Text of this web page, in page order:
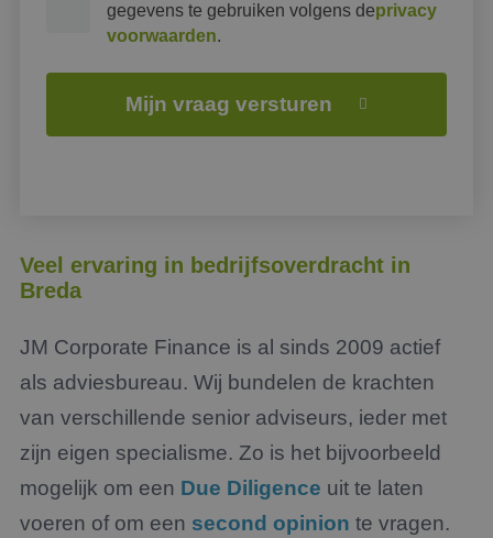
gegevens te gebruiken volgens deprivacy
voorwaarden.
Mijn vraag versturen
Veel ervaring in bedrijfsoverdracht in
Breda
JM Corporate Finance is al sinds 2009 actief
als adviesbureau. Wij bundelen de krachten
van verschillende senior adviseurs, ieder met
zijn eigen specialisme. Zo is het bijvoorbeeld
mogelijk om een Due Diligence uit te laten
voeren of om een second opinion te vragen.